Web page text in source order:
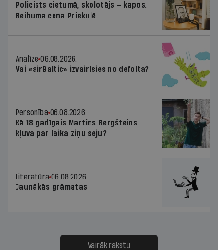
Policists cietumā, skolotājs – kapos.
Reibuma cena Priekulē
Analīze 06.08.2026.
Vai «airBaltic» izvairīsies no defolta?
Personība 06.08.2026.
Kā 18 gadīgais Martins Bergšteins
kļuva par laika ziņu seju?
Literatūra 06.08.2026.
Jaunākās grāmatas
Vairāk rakstu